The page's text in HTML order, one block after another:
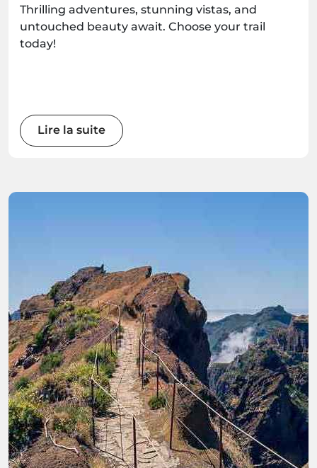
Thrilling adventures, stunning vistas, and
untouched beauty await. Choose your trail
today!
Lire la suite